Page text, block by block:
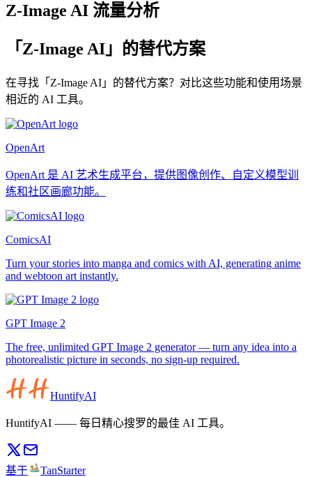
Z-Image AI 流量分析
「Z-Image AI」的替代方案
在寻找「Z-Image AI」的替代方案？对比这些功能和使用场景
相近的 AI 工具。
OpenArt
OpenArt 是 AI 艺术生成平台，提供图像创作、自定义模型训
练和社区画廊功能。
ComicsAI
Turn your stories into manga and comics with AI, generating anime
and webtoon art instantly.
GPT Image 2
The free, unlimited GPT Image 2 generator — turn any idea into a
photorealistic picture in seconds, no sign-up required.
HuntifyAI
HuntifyAI —— 每日精心搜罗的最佳 AI 工具。
基于 TanStarter